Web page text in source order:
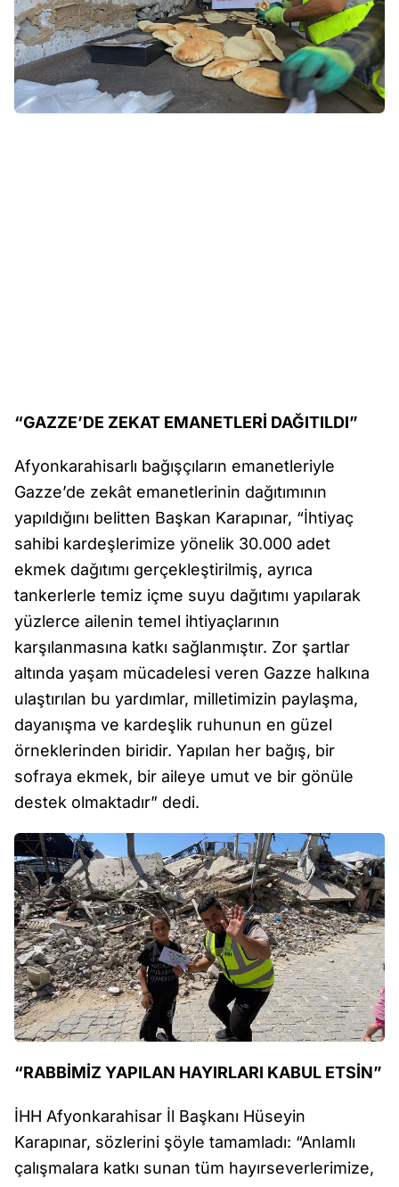
“GAZZE’DE ZEKAT EMANETLERİ DAĞITILDI”
Afyonkarahisarlı bağışçıların emanetleriyle
Gazze’de zekât emanetlerinin dağıtımının
yapıldığını belitten Başkan Karapınar, “İhtiyaç
sahibi kardeşlerimize yönelik 30.000 adet
ekmek dağıtımı gerçekleştirilmiş, ayrıca
tankerlerle temiz içme suyu dağıtımı yapılarak
yüzlerce ailenin temel ihtiyaçlarının
karşılanmasına katkı sağlanmıştır. Zor şartlar
altında yaşam mücadelesi veren Gazze halkına
ulaştırılan bu yardımlar, milletimizin paylaşma,
dayanışma ve kardeşlik ruhunun en güzel
örneklerinden biridir. Yapılan her bağış, bir
sofraya ekmek, bir aileye umut ve bir gönüle
destek olmaktadır” dedi.
“RABBİMİZ YAPILAN HAYIRLARI KABUL ETSİN”
İHH Afyonkarahisar İl Başkanı Hüseyin
Karapınar, sözlerini şöyle tamamladı: “Anlamlı
çalışmalara katkı sunan tüm hayırseverlerimize,